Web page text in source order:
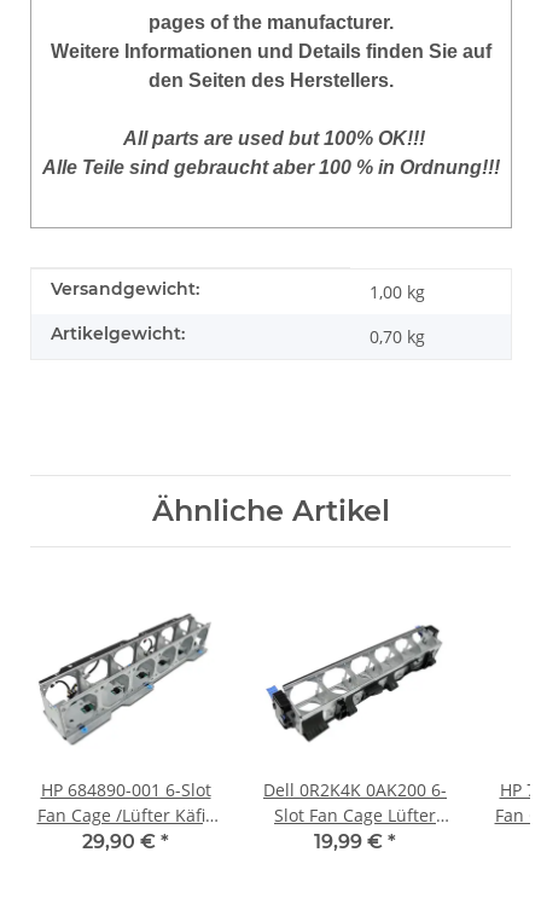
pages of the manufacturer.
Weitere Informationen und Details finden Sie auf
den Seiten des Herstellers.
All parts are used but 100% OK!!!
Alle Teile sind gebraucht aber 100 % in Ordnung!!!
Produkteigenschaft
Wert
Versandgewicht: 1,00 kg
Artikelgewicht: 0,70 kg
Ähnliche Artikel
HP 684890-001 6-Slot
Fan Cage /Lüfter Käfig
für ProLiant DL380E G8
29,90 € *
Dell 0R2K4K 0AK200 6-
Slot Fan Cage Lüfter
Käfig PowerEdge R720
19,99 € *
HP
Fan